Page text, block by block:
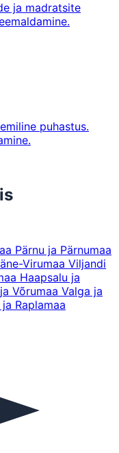
ja madratsite
puhastus.
Pärnu ja Pärnumaa
Virumaa Viljandi
Haapsalu ja
Võrumaa Valga ja
ja Raplamaa